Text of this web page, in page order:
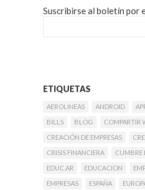
Suscribirse al boletín por
ETIQUETAS
AEROLINEAS ANDROID
BILLS
BLOG
COMPARTIR
CREACIÓN DE EMPRESAS
CRISIS FINANCIERA
CUMBRE
EDUC.AR
EDUCACION
EMPRESAS
ESPAÑA